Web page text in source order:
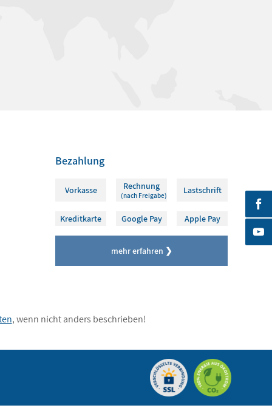
Bezahlung
Vorkasse Rechnung
(nach Freigabe) Lastschrift
Kreditkarte Google Pay Apple Pay
mehr erfahren ❯
, wenn nicht anders beschrieben!